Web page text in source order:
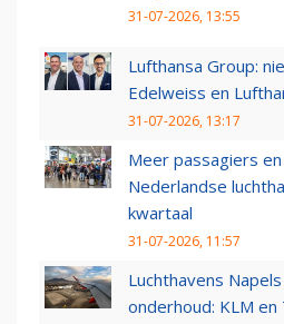
31-07-2026, 13:55
Lufthansa Group:
Edelweiss en
31-07-2026, 13:17
Meer passagiers
Nederlandse
kwartaal
31-07-2026, 11:57
Luchthavens
onderhoud: KLM